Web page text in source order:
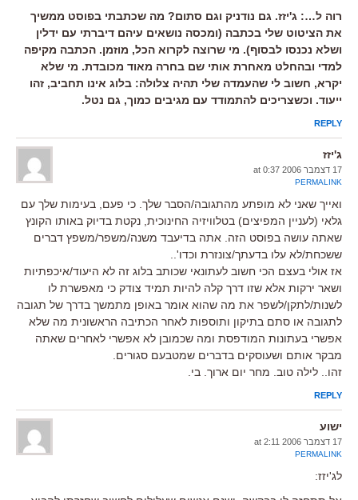
רוה ל…: ג'יזז. גם נודניק וגם סתום? מה שכתבתי בפוסט ממשיך
את הציטוט שלי בכתבה (ומכסה נושאים עיהם דיברתי עם ידלין
ושלא נכנסו לבסוף). מי שרוצה לקרוא הכל, מוזמן. הכתבה מקיפה
למדי ובהחלט מאחרת אותי שם בחרה מאוד מכובדת. מי שלא
יקרא, חשוב לי שהעמדה שלי תהיה צלולה: בלוג אינו תחביב, זהו
ייעוד. וכשצריכים להתמודד עם מגיבים כמוך, גם נטל.
REPLY
ג'יזז
17 דצמבר 2006 at 0:37
PERMALINK
ואייך שאני לא מופתע מהתגובה/הסבר שלך. כי פעם, בעימות שלך עם
גלאי (לעניין המפיצים) בטלוויזיה החינוכית, נקטת בדיוק באותו הקונץ
שאתה עושה בפוסט הזה. אתה בדיעבד משנה/משפר/משפץ דברים
ששכחת/לא עלו בדעתך/צונזרת וכדו'..
אז אולי בעצם הכי חשוב לעתונאי שכותב בלוג זה לא היעוד/איכפתיות
ושאר ירקות אלא שזו דרך קלה להיות תמיד צודק כי מאפשרת לו
לשנות/לתקן/לשפר את מה שהוא אומר באופן מתמשך בדרך של תגובה
לתגובה או סתם בתיקון ותוספות לאחר הכתיבה הראשונית מה שלא
אפשרי בעתונות המודפסת ומה שכמובן לא אפשרי לאחרים שאתה
מבקר אותם ושעוסקים בדברים שמטבעם סגורים.
זהו.. לילה טוב. מחר יום ארוך. בי.
REPLY
ישוע
17 דצמבר 2006 at 2:11
PERMALINK
לג'יזז: